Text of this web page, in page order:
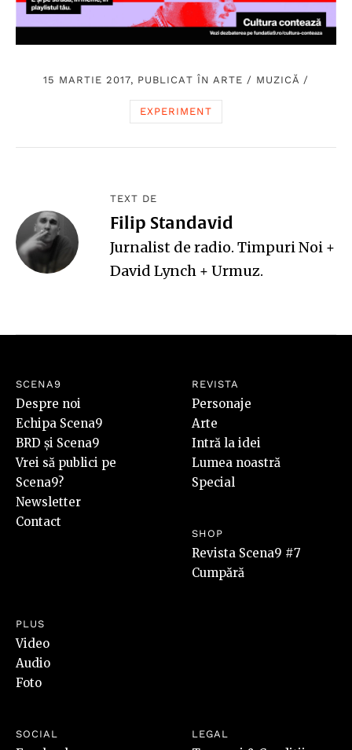
15 MARTIE 2017, PUBLICAT ÎN ARTE / MUZICĂ /
EXPERIMENT
TEXT DE
Filip Standavid
Jurnalist de radio. Timpuri Noi +
David Lynch + Urmuz.
SCENA9
Despre noi
Echipa Scena9
BRD și Scena9
Vrei să publici pe
Scena9?
Newsletter
Contact
REVISTA
Personaje
Arte
Intră la idei
Lumea noastră
Special
SHOP
Revista Scena9 #7
Cumpără
PLUS
Video
Audio
Foto
SOCIAL LEGAL